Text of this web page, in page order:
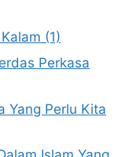
(1)
Perkasa
Yang Perlu Kita